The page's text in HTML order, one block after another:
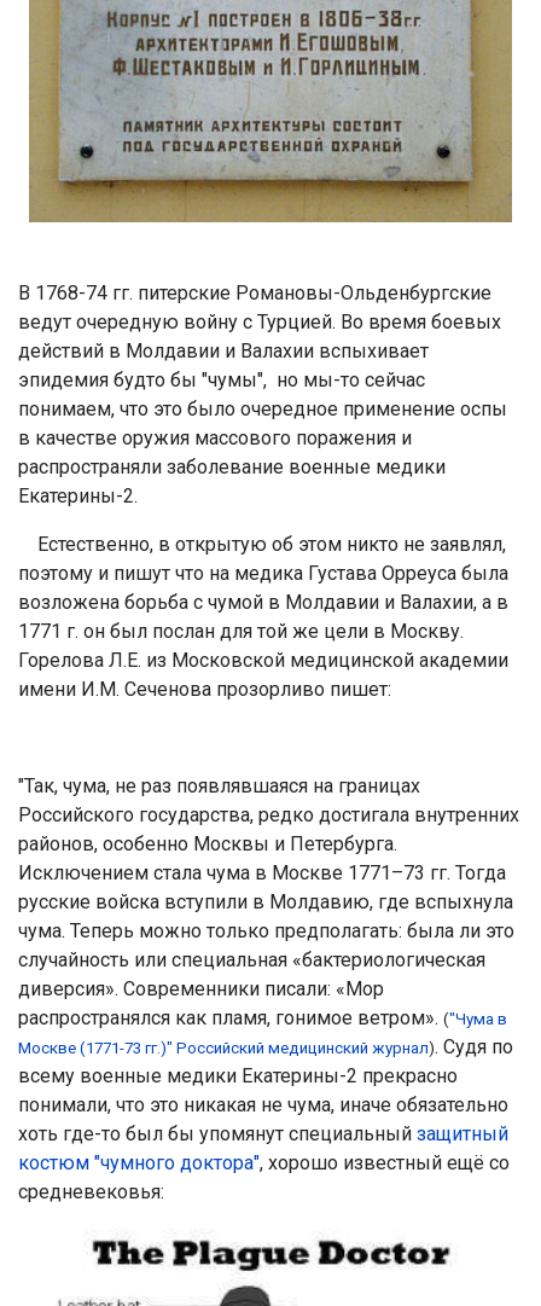
В 1768-74 гг. питерские Романовы-Ольденбургские
ведут очередную войну с Турцией. Во время боевых
действий в Молдавии и Валахии вспыхивает
эпидемия будто бы "чумы", но мы-то сейчас
понимаем, что это было очередное применение оспы
в качестве оружия массового поражения и
распространяли заболевание военные медики
Екатерины-2.
Естественно, в открытую об этом никто не заявлял,
поэтому и пишут что на медика Густава Орреуса была
возложена борьба с чумой в Молдавии и Валахии, а в
1771 г. он был послан для той же цели в Москву.
Горелова Л.Е. из Московской медицинской академии
имени И.М. Сеченова прозорливо пишет:
"Так, чума, не раз появлявшаяся на границах
Российского государства, редко достигала внутренних
районов, особенно Москвы и Петербурга.
Исключением стала чума в Москве 1771–73 гг. Тогда
русские войска вступили в Молдавию, где вспыхнула
чума. Теперь можно только предполагать: была ли это
случайность или специальная «бактериологическая
диверсия». Современники писали: «Мор
распространялся как пламя, гонимое ветром». ("Чума в
Москве (1771-73 гг.)" Российский медицинский журнал). Судя по
всему военные медики Екатерины-2 прекрасно
понимали, что это никакая не чума, иначе обязательно
хоть где-то был бы упомянут специальный защитный
костюм "чумного доктора", хорошо известный ещё со
средневековья: